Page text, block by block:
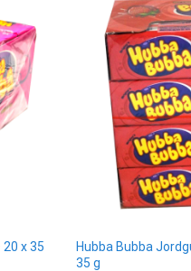
x 35
Hubba Bubba
35 g